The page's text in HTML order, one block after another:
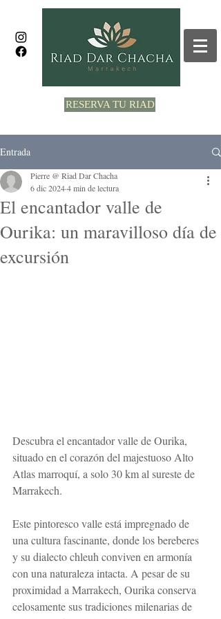
RESERVA TU RIAD
Entrada
El encantador valle de
Ourika: un maravilloso día de
excursión
Pierre @ Riad Dar Chacha
6 dic 20244 min de lectura
Descubra el encantador valle de Ourika,
situado en el corazón del majestuoso Alto
Atlas marroquí, a solo 30 km al sureste de
Marrakech.
Este pintoresco valle está impregnado de
una cultura fascinante, donde los bereberes
y su dialecto chleuh conviven en armonía
con una naturaleza intacta. A pesar de su
proximidad a Marrakech, Ourika conserva
celosamente sus tradiciones milenarias de